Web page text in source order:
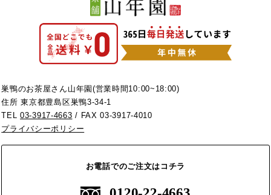
巣鴨のお茶屋さん山年園(営業時間10:00~18:00)
住所 東京都豊島区巣鴨3-34-1
TEL03-3917-4663 / FAX 03-3917-4010
プライバシーポリシー
お電話でのご注文はコチラ